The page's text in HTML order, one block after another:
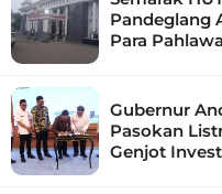
Pandeglang
Para
Gubernur
Pasokan
Genjot